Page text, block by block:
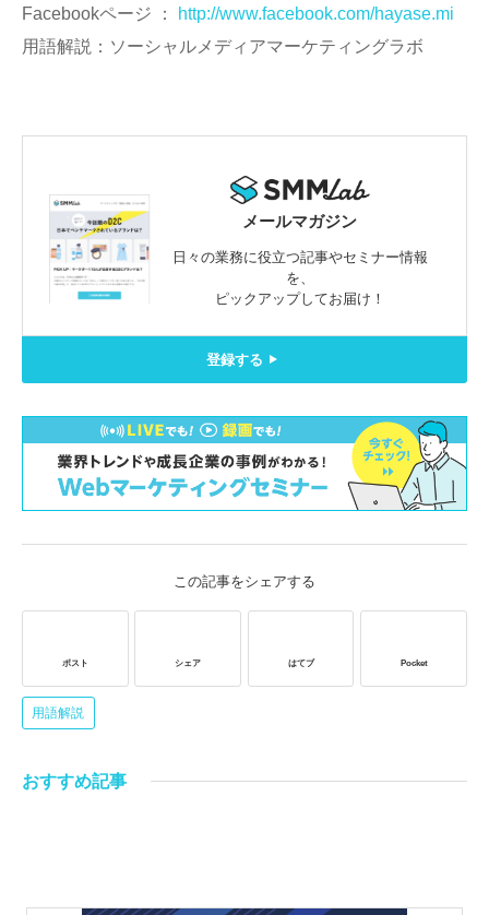
Facebookページ ：
http://www.facebook.com/hayase.mi
用語解説：ソーシャルメディアマーケティングラボ
メールマガジン
日々の業務に役立つ記事やセミナー情報
を、
ピックアップしてお届け！
登録する
この記事をシェアする
ポスト シェア はてブ Pocket
用語解説
おすすめ記事